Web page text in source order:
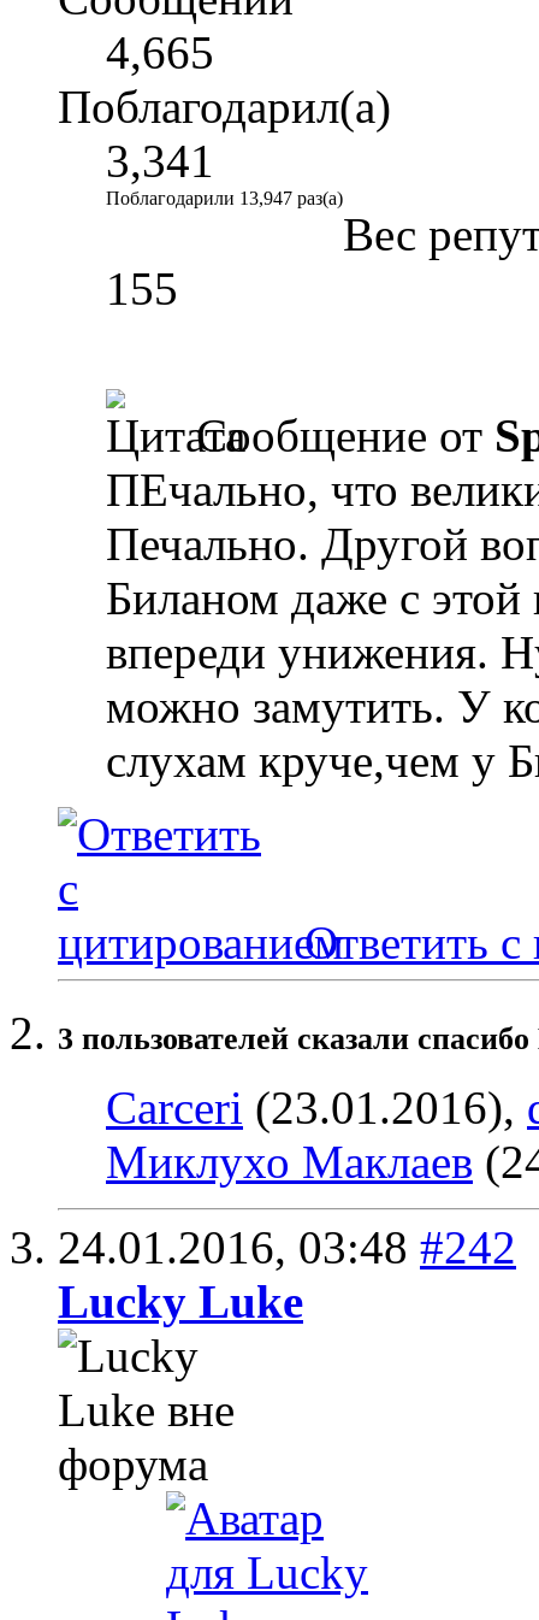
4,665
Поблагодарил(а)
3,341
Поблагодарили 13,947 раз(а)
Вес
155
Сообщение от
ПЕчально, что
Печально. Другой
Биланом даже с
впереди унижения.
можно замутить. У
слухам круче,чем у
Ответить с
3 пользователей сказали
Carceri (23.01.2016),
Миклухо Маклаев
24.01.2016, 03:48 #242
Lucky Luke